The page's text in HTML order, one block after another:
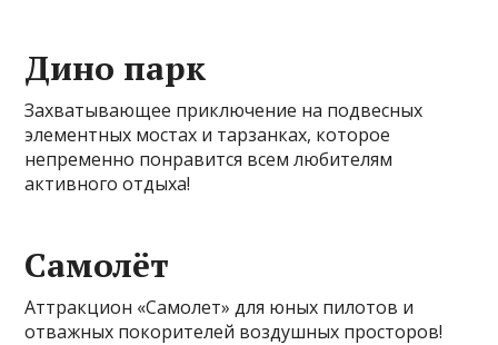
Дино парк
Захватывающее приключение на подвесных
элементных мостах и тарзанках, которое
непременно понравится всем любителям
активного отдыха!
Самолёт
Аттракцион «Самолет» для юных пилотов и
отважных покорителей воздушных просторов!